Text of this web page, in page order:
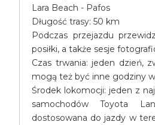
Lara Beach - Pafos
Długość trasy: 50 km
Podczas przejazdu
posiłki, a także sesje
Czas trwania: jeden dzień,
mogą też być inne godziny
Środek lokomocji: jeden z
samochodów Toyota
dostosowana do jazdy w